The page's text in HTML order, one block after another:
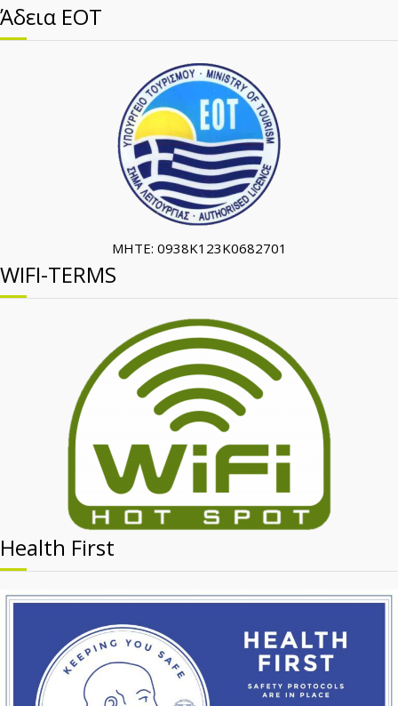
Άδεια ΕΟΤ
ΜΗΤΕ: 0938K123K0682701
WIFI-TERMS
Health First